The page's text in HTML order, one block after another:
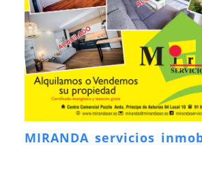
MIRANDA servicios